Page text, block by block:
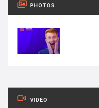
PHOTOS
VIDÉO